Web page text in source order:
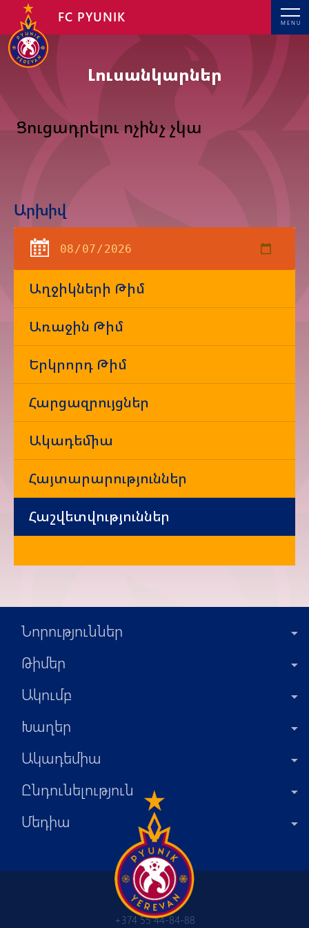
MENU
FC PYUNIK
Լուսանկարներ
Ցուցադրելու ոչինչ չկա
Արխիվ
Աղջիկների Թիմ
Առաջին Թիմ
Երկրորդ Թիմ
Հարցազրույցներ
Ակադեմիա
Հայտարարություններ
Հաշվետվություններ
Նորություններ
Թիմեր
Ակումբ
Խաղեր
Ակադեմիա
Ընդունելություն
Մեդիա
+374 55 44-84-88